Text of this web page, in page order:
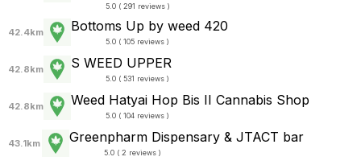
5.0 ( 291 reviews )
42.4km Bottoms Up by weed 420
5.0 ( 105 reviews )
42.8km S WEED UPPER
5.0 ( 531 reviews )
42.8km Weed Hatyai Hop Bis II Cannabis Shop
5.0 ( 104 reviews )
43.1km Greenpharm Dispensary & JTACT bar
5.0 ( 2 reviews )